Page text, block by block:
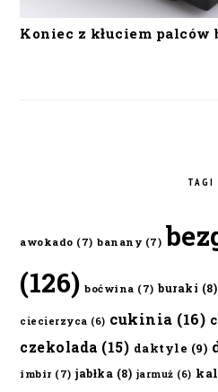
Koniec z kłuciem palców
TAGI
awokado (7) banany (7)
(126) boćwina (7) buraki (8)
ciecierzyca (6) cukinia (16)
czekolada (15) daktyle (9)
imbir (7) jabłka (8) jarmuż (6)